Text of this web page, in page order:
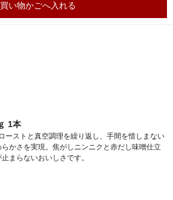
買い物かごへ入れる
1本
ーストと真空調理を繰り返し、手間を惜しまない
かさを実現。焦がしニンニクと赤だし味噌仕立
まらないおいしさです。